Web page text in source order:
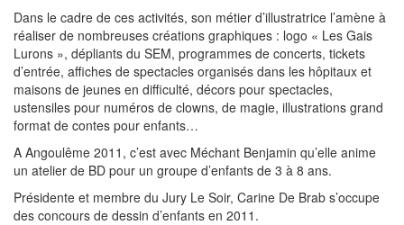
Dans le cadre de ces activités, son métier d’illustratrice l’amène à
réaliser de nombreuses créations graphiques : logo « Les Gais
Lurons », dépliants du SEM, programmes de concerts, tickets
d’entrée, affiches de spectacles organisés dans les hôpitaux et
maisons de jeunes en difficulté, décors pour spectacles,
ustensiles pour numéros de clowns, de magie, illustrations grand
format de contes pour enfants…
A Angoulême 2011, c’est avec Méchant Benjamin qu’elle anime
un atelier de BD pour un groupe d’enfants de 3 à 8 ans.
Présidente et membre du Jury Le Soir, Carine De Brab s’occupe
des concours de dessin d’enfants en 2011.